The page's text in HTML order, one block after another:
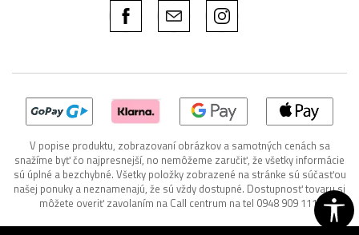
V popise produktu, zobrazovaní obrázkov a samotných cenách sa
snažíme byť čo najpresnejší, no nemôžeme zaručiť, že všetky informácie
sú úplné a bezchybné. Všetky položky zobrazené na stránke sú súčasťou
našej ponuky a neznamenajú, že sú vždy dostupné. Dostupnosť tovaru si
môžete overiť zavolaním na Call centrum na tel 0948 909 111.